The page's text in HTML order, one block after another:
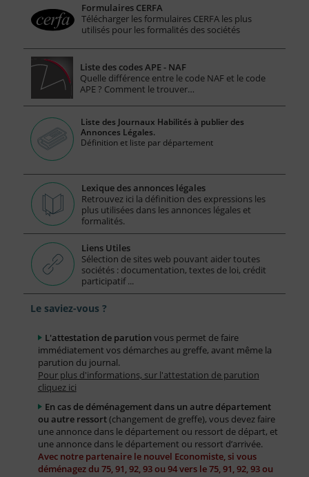
Formulaires CERFA
Télécharger les formulaires CERFA les plus
utilisés pour les formalités des sociétés
Liste des codes APE - NAF
Quelle différence entre le code NAF et le code
APE ? Comment le trouver…
Liste des Journaux Habilités à publier des
Annonces Légales.
Définition et liste par département
Lexique des annonces légales
Retrouvez ici la définition des expressions les
plus utilisées dans les annonces légales et
formalités.
Liens Utiles
Sélection de sites web pouvant aider toutes
sociétés : documentation, textes de loi, crédit
participatif ...
Le saviez-vous ?
L'attestation de parution vous permet de faire
immédiatement vos démarches au greffe, avant même la
parution du journal.
Pour plus d'informations, sur l'attestation de parution
cliquez ici
En cas de déménagement dans un autre département
ou autre ressort(changement de greffe), vous devez faire
une annonce dans le département ou ressort de départ, et
une annonce dans le département ou ressort d’arrivée.
Avec notre partenaire le nouvel Economiste, si vous
déménagez du 75, 91, 92, 93 ou 94 vers le 75, 91, 92, 93 ou